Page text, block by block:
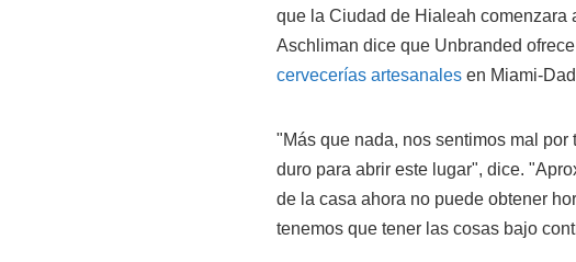
que la Ciudad de Hialeah comenzara
Aschliman dice que Unbranded
cervecerías artesanales en Miami-
"Más que nada, nos sentimos mal
duro para abrir este lugar", dice.
de la casa ahora no puede obtener
tenemos que tener las cosas bajo